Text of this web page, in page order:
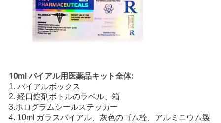
10ml バイアル用医薬品キット全体:
1. バイアルボックス
2. 経口錠剤ボトルのラベル、箱
3.ホログラムシールステッカー
4. 10ml ガラスバイアル、灰色のゴム栓、アルミニウム製